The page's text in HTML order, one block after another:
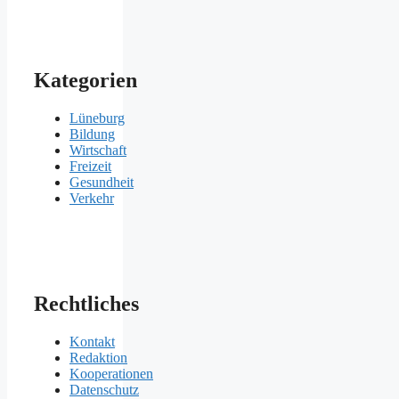
Kategorien
Lüneburg
Bildung
Wirtschaft
Freizeit
Gesundheit
Verkehr
Rechtliches
Kontakt
Redaktion
Kooperationen
Datenschutz